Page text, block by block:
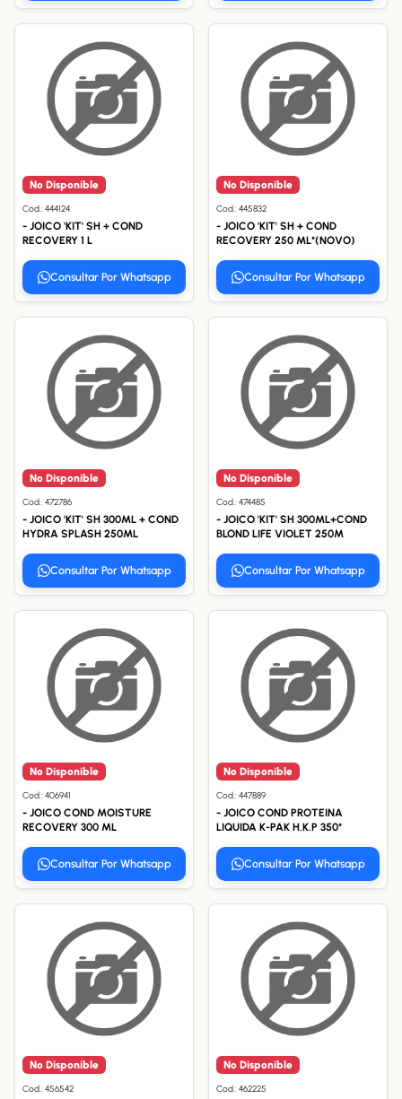
No Disponible
Cod.: 444124
- JOICO 'KIT' SH + COND
RECOVERY 1 L
Consultar Por Whatsapp
No Disponible
Cod.: 445832
- JOICO 'KIT' SH + COND
RECOVERY 250 ML*(NOVO)
Consultar Por Whatsapp
No Disponible
Cod.: 472786
- JOICO 'KIT' SH 300ML + COND
HYDRA SPLASH 250ML
Consultar Por Whatsapp
No Disponible
Cod.: 474485
- JOICO 'KIT' SH 300ML+COND
BLOND LIFE VIOLET 250M
Consultar Por Whatsapp
No Disponible
Cod.: 406941
- JOICO COND MOISTURE
RECOVERY 300 ML
Consultar Por Whatsapp
No Disponible
Cod.: 447889
- JOICO COND PROTEINA
LIQUIDA K-PAK H.K.P 350*
Consultar Por Whatsapp
No Disponible
Cod.: 456542
No Disponible
Cod.: 462225